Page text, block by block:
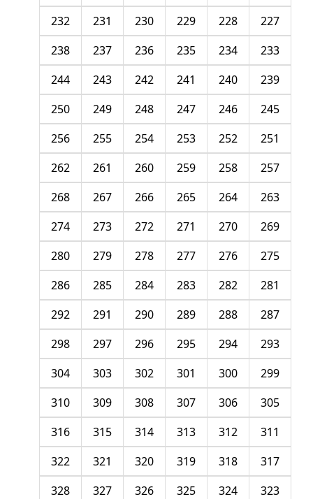
227
228
229
230
231
232
233
234
235
236
237
238
239
240
241
242
243
244
245
246
247
248
249
250
251
252
253
254
255
256
257
258
259
260
261
262
263
264
265
266
267
268
269
270
271
272
273
274
275
276
277
278
279
280
281
282
283
284
285
286
287
288
289
290
291
292
293
294
295
296
297
298
299
300
301
302
303
304
305
306
307
308
309
310
311
312
313
314
315
316
317
318
319
320
321
322
323
324
325
326
327
328